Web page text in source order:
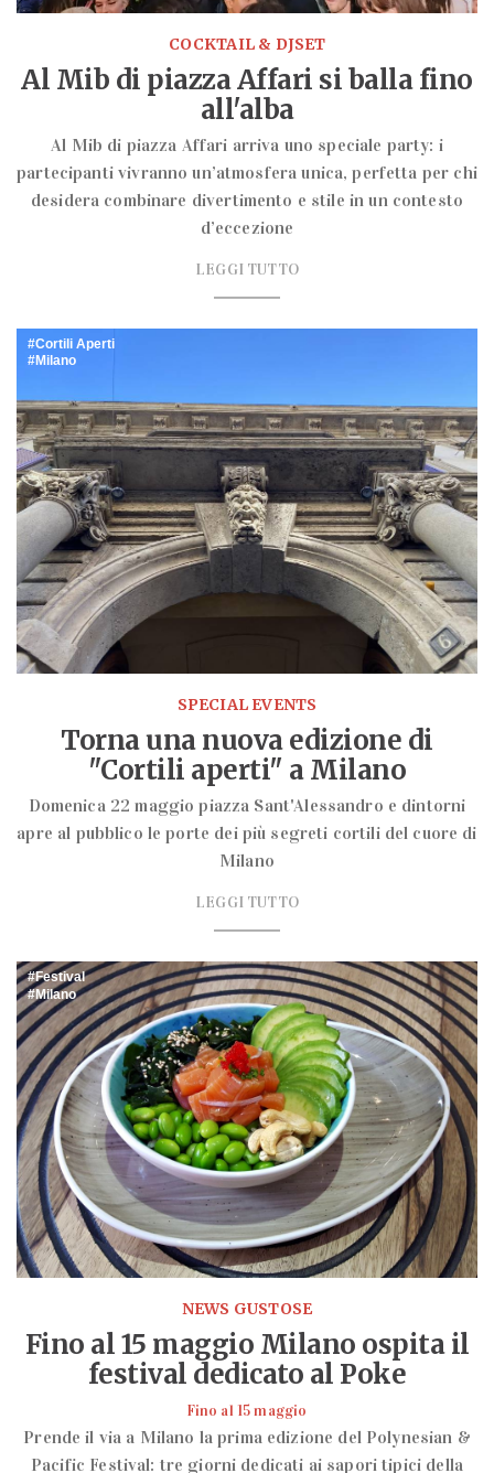
COCKTAIL & DJSET
Al Mib di piazza Affari si balla fino
all'alba
Al Mib di piazza Affari arriva uno speciale party: i
partecipanti vivranno un’atmosfera unica, perfetta per chi
desidera combinare divertimento e stile in un contesto
d’eccezione
LEGGI TUTTO
Cortili Aperti
Milano
SPECIAL EVENTS
Torna una nuova edizione di
"Cortili aperti" a Milano
Domenica 22 maggio piazza Sant'Alessandro e dintorni
apre al pubblico le porte dei più segreti cortili del cuore di
Milano
LEGGI TUTTO
Festival
Milano
NEWS GUSTOSE
Fino al 15 maggio Milano ospita il
festival dedicato al Poke
Fino al 15 maggio
Prende il via a Milano la prima edizione del Polynesian &
Pacific Festival: tre giorni dedicati ai sapori tipici della